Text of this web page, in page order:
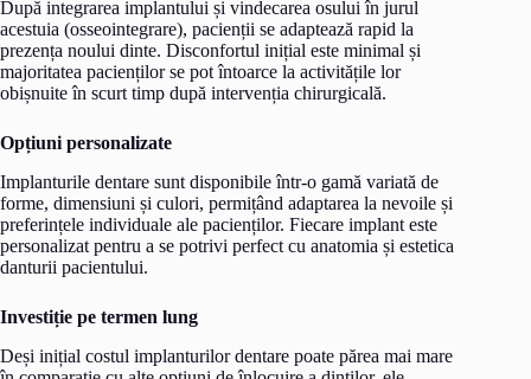
După integrarea implantului și vindecarea osului în jurul
acestuia (osseointegrare), pacienții se adaptează rapid la
prezența noului dinte. Disconfortul inițial este minimal și
majoritatea pacienților se pot întoarce la activitățile lor
obișnuite în scurt timp după intervenția chirurgicală.
Opțiuni personalizate
Implanturile dentare sunt disponibile într-o gamă variată de
forme, dimensiuni și culori, permițând adaptarea la nevoile și
preferințele individuale ale pacienților. Fiecare implant este
personalizat pentru a se potrivi perfect cu anatomia și estetica
danturii pacientului.
Investiție pe termen lung
Deși inițial costul implanturilor dentare poate părea mai mare